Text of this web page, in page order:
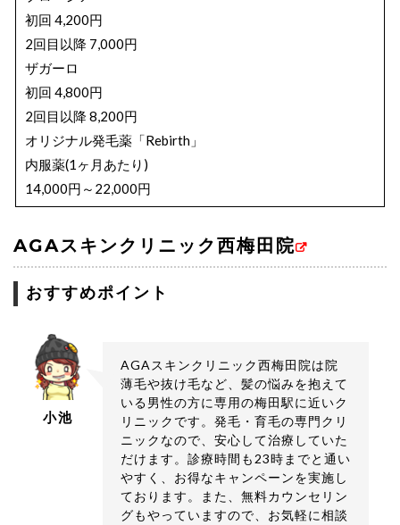
初回 4,200円
2回目以降 7,000円
ザガーロ
初回 4,800円
2回目以降 8,200円
オリジナル発毛薬「Rebirth」
内服薬(1ヶ月あたり)
14,000円～22,000円
外用薬(1ヶ月あたり) 14,000円
AGA治療施術内容と料金
Dr’sメソ治療 (AGAメソセラピー)
4cc 70,000円/1回
医療用（育毛）シャンプー「Dr.BALUMO」 2,900円
シャンプー「Balumo」 2,593円
ヘアトリートメント「Balumo」 2,593円
AGA幹細胞再生治療 無痛
2cc 60,000円/1回
4cc 80,000円/1回
LED治療ヘアビーム（Hair Beam） 250,000円
AGAスキンクリニック西梅田院
おすすめポイント
小池
AGAスキンクリニック西梅田院は院
薄毛や抜け毛など、髪の悩みを抱えて
いる男性の方に専用の梅田駅に近いク
リニックです。発毛・育毛の専門クリ
ニックなので、安心して治療していた
だけます。診療時間も23時までと通い
やすく、お得なキャンペーンを実施し
ております。また、無料カウンセリン
グもやっていますので、お気軽に相談